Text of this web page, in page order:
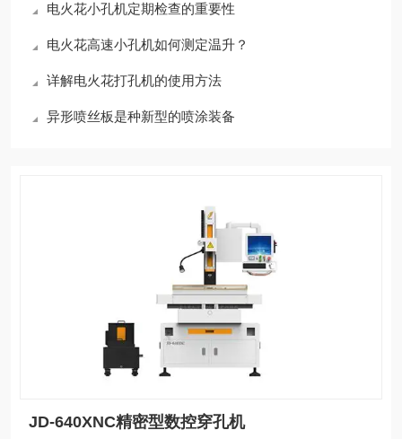
电火花小孔机定期检查的重要性
电火花高速小孔机如何测定温升？
详解电火花打孔机的使用方法
异形喷丝板是种新型的喷涂装备
JD-640XNC精密型数控穿孔机